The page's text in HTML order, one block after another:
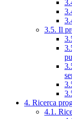
3.5. Il
4. Ricerca
4.1.